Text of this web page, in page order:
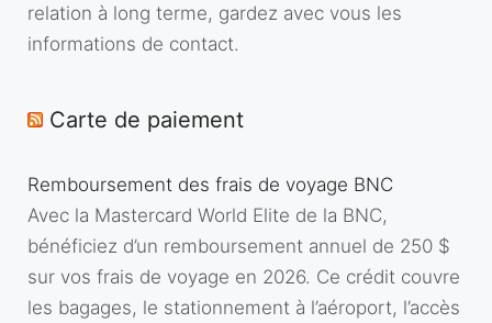
relation à long terme, gardez avec vous les
informations de contact.
Carte de paiement
Remboursement des frais de voyage BNC
Avec la Mastercard World Elite de la BNC,
bénéficiez d’un remboursement annuel de 250 $
sur vos frais de voyage en 2026. Ce crédit couvre
les bagages, le stationnement à l’aéroport, l’accès